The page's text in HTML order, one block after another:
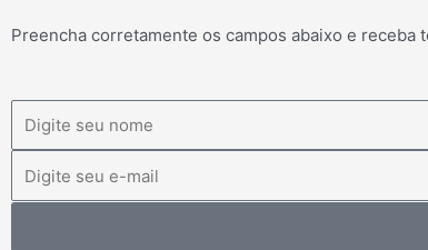
Preencha corretamente os campos abaixo e receba